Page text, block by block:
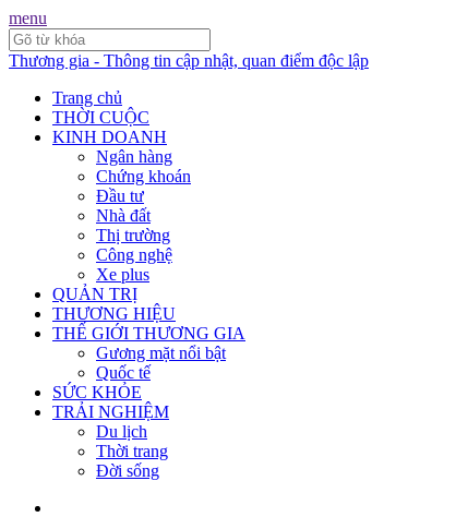
menu
Thương gia - Thông tin cập nhật, quan điểm độc lập
Trang chủ
THỜI CUỘC
KINH DOANH
Ngân hàng
Chứng khoán
Đầu tư
Nhà đất
Thị trường
Công nghệ
Xe plus
QUẢN TRỊ
THƯƠNG HIỆU
THẾ GIỚI THƯƠNG GIA
Gương mặt nổi bật
Quốc tế
SỨC KHỎE
TRẢI NGHIỆM
Du lịch
Thời trang
Đời sống